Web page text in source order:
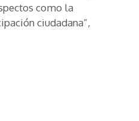
como la
ciudadana”,